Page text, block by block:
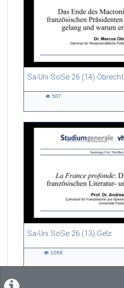
Sa-Uni SoSe 26 (14) Obrecht
46:53 duration
507
Sa-Uni SoSe 26 (13) Gelz
55:13 duration
1068